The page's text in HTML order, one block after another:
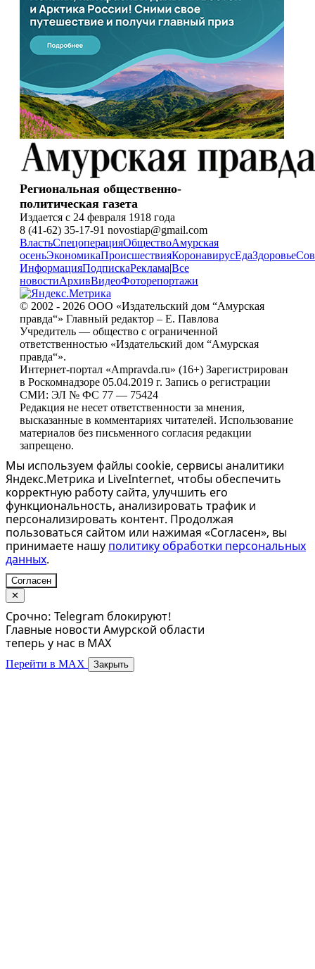
Региональная общественно-
политическая газета
Издается с 24 февраля 1918 года
8 (41-62) 35-17-91 novostiap@gmail.com
ВластьСпецоперацияОбществоАмурская
осеньЭкономикаПроисшествияКоронавирусЕдаЗдоровье
ИнформацияПодпискаРеклама|Все
новостиАрхивВидеоФоторепортажи
© 2002 - 2026 ООО «Издательский дом “Амурская
правда“» Главный редактор – Е. Павлова
Учредитель — общество с ограниченной
ответственностью «Издательский дом “Амурская
правда“».
Интернет-портал «Ampravda.ru» (16+) Зарегистрирован
в Роскомнадзоре 05.04.2019 г. Запись о регистрации
СМИ: ЭЛ № ФС 77 — 75424
Редакция не несет ответственности за мнения,
высказанные в комментариях читателей. Использование
материалов без письменного согласия редакции
запрещено.
Мы используем файлы cookie, сервисы аналитики
Яндекс.Метрика и LiveInternet, чтобы обеспечить
корректную работу сайта, улучшить его
функциональность, анализировать трафик и
персонализировать контент. Продолжая
пользоваться сайтом или нажимая «Согласен», вы
принимаете нашу политику обработки персональных
данных.
Согласен
✕
Срочно: Telegram блокируют!
Главные новости Амурской области
теперь у нас в MAX
Перейти в MAX Закрыть